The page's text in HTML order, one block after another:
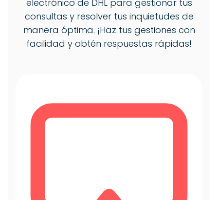
electrónico de DHL para gestionar tus
consultas y resolver tus inquietudes de
manera óptima. ¡Haz tus gestiones con
facilidad y obtén respuestas rápidas!